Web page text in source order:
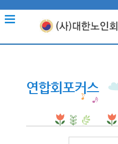
연합회포커스